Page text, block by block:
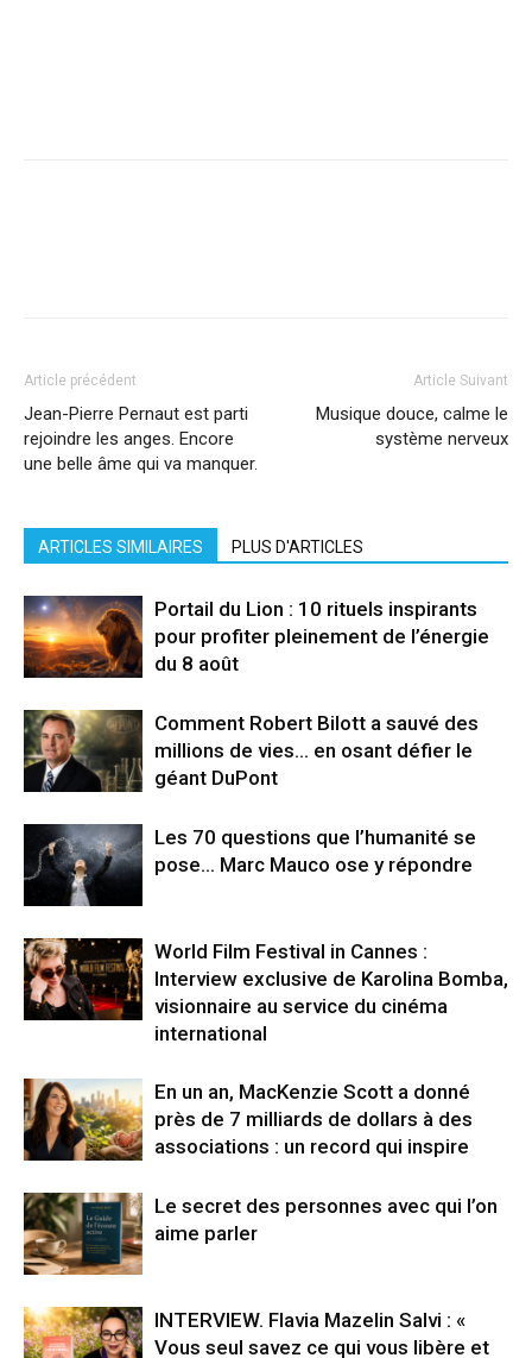
Article précédent
Jean-Pierre Pernaut est parti
rejoindre les anges. Encore
une belle âme qui va manquer.
Article Suivant
Musique douce, calme le
système nerveux
ARTICLES SIMILAIRES PLUS D'ARTICLES
Portail du Lion : 10 rituels inspirants
pour profiter pleinement de l’énergie
du 8 août
Comment Robert Bilott a sauvé des
millions de vies… en osant défier le
géant DuPont
Les 70 questions que l’humanité se
pose… Marc Mauco ose y répondre
World Film Festival in Cannes :
Interview exclusive de Karolina Bomba,
visionnaire au service du cinéma
international
En un an, MacKenzie Scott a donné
près de 7 milliards de dollars à des
associations : un record qui inspire
Le secret des personnes avec qui l’on
aime parler
INTERVIEW. Flavia Mazelin Salvi : «
Vous seul savez ce qui vous libère et